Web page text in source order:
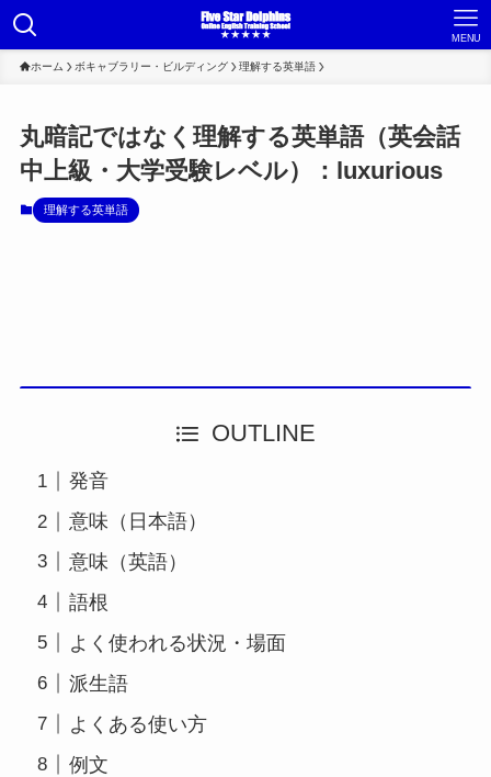
MENU
ホーム ボキャブラリー・ビルディング 理解する英単語
丸暗記ではなく理解する英単語（英会話
中上級・大学受験レベル）：luxurious
理解する英単語
OUTLINE
発音
意味（日本語）
意味（英語）
語根
よく使われる状況・場面
派生語
よくある使い方
例文